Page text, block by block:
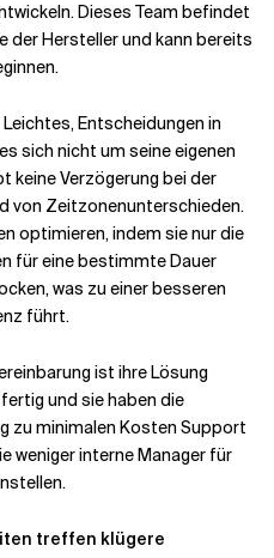
Dieses Team befindet
der Hersteller und kann bereits
Entscheidungen in
sich nicht um seine eigenen
keine Verzögerung bei der
von Zeitzonenunterschieden.
optimieren, indem sie nur die
für eine bestimmte Dauer
was zu einer besseren
führt.
ist ihre Lösung
und sie haben die
zu minimalen Kosten Support
weniger interne Manager für
treffen klügere